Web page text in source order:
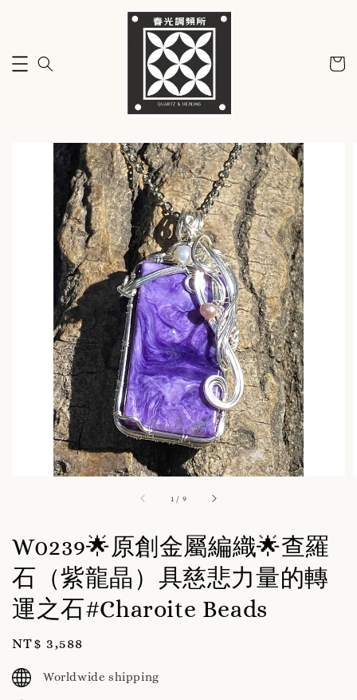
1 / 9
W0239🌟原創金屬編織🌟查羅
石（紫龍晶）具慈悲力量的轉
運之石#Charoite Beads
Regular
price
NT$ 3,588
Worldwide shipping